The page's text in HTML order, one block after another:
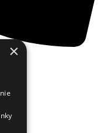
×